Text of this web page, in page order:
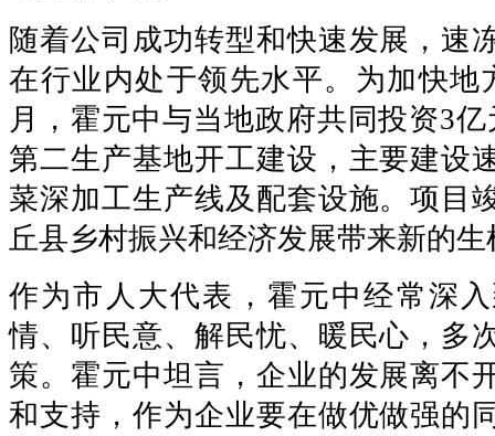
随着公司成功转型和快速发展，速
在行业内处于领先水平。为加快地
月，霍元中与当地政府共同投资3
第二生产基地开工建设，主要建设
菜深加工生产线及配套设施。项目
丘县乡村振兴和经济发展带来新的
作为市人大代表，霍元中经常深
情、听民意、解民忧、暖民心，多
策。霍元中坦言，企业的发展离不
和支持，作为企业要在做优做强的